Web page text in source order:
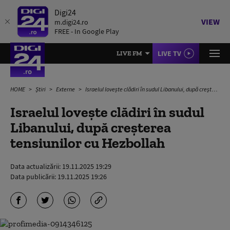
Digi24
m.digi24.ro
FREE - In Google Play
VIEW
LIVE FM LIVE TV
HOME Știri Externe Israelul loveşte clădiri în sudul Libanului, după creșterea tensiunilor cu Hezbollah
Israelul loveşte clădiri în sudul
Libanului, după creșterea
tensiunilor cu Hezbollah
Data actualizării: 19.11.2025 19:29
Data publicării: 19.11.2025 19:26